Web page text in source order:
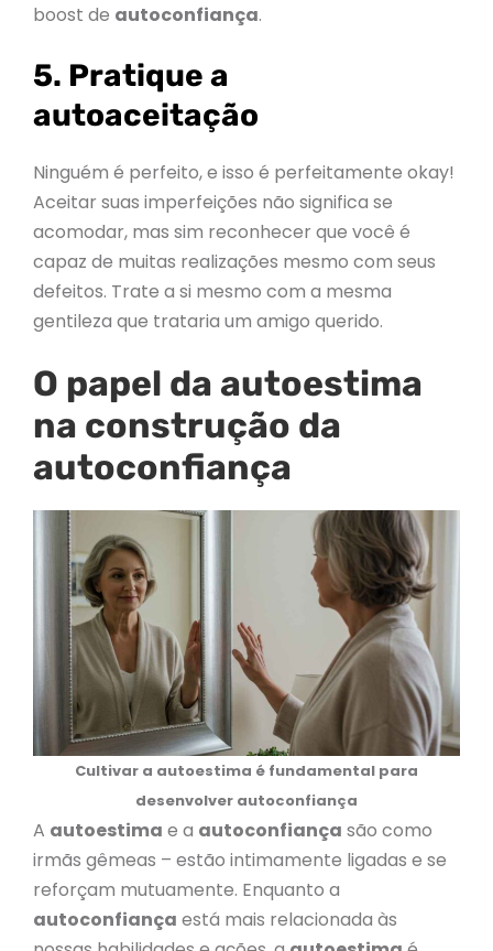
boost de autoconfiança.
5. Pratique a
autoaceitação
Ninguém é perfeito, e isso é perfeitamente okay!
Aceitar suas imperfeições não significa se
acomodar, mas sim reconhecer que você é
capaz de muitas realizações mesmo com seus
defeitos. Trate a si mesmo com a mesma
gentileza que trataria um amigo querido.
O papel da autoestima
na construção da
autoconfiança
Cultivar a autoestima é fundamental para
desenvolver autoconfiança
A autoestima e a autoconfiança são como
irmãs gêmeas – estão intimamente ligadas e se
reforçam mutuamente. Enquanto a
autoconfiança está mais relacionada às